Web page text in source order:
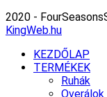
2020 -
KingWeb.hu
KEZDŐLAP
TERMÉKEK
Ruhák
Overálok